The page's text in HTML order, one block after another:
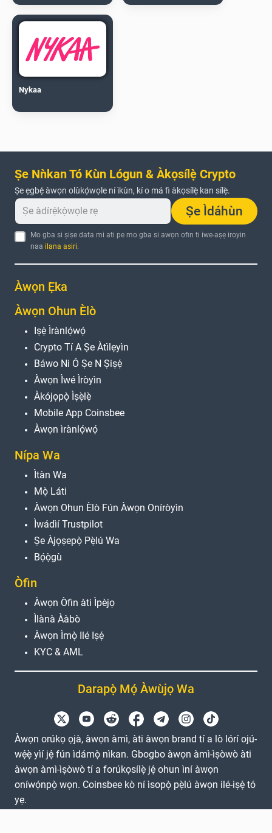
Nykaa
Ṣe Nǹkan Tó Kùn Lógun & Àkọsílẹ̀ Crypto
Ṣe ẹgbẹ́ àwọn olùkọ́wọle ní ìkùn, kí o má fi àkọsílẹ̀ kan sílẹ̀.
Ṣe Ìdáhùn
Mo gba si ṣiṣe data mi ati pe mo gba si awọn ofin ti iwe-aṣẹ iroyin
naa ilana asiri.
Àwọn Ẹ̀ka
Àwọn Ohun Èlò
Iṣẹ́ Ìrànlọ́wọ́
Crypto Tí A Ṣe Àtìlẹyìn
Báwo Ni Ó Ṣe N Ṣiṣẹ́
Àwọn Ìwé Ìròyìn
Àkójọpọ̀ Ìṣẹ̀lẹ̀
Mobile App Coinsbee
Àwọn ìrànlọ́wọ́
Nípa Wa
Ìtàn Wa
Mọ̀ Láti
Àwọn Ohun Èlò Fún Àwọn Oníròyìn
Ìwádìí Trustpilot
Ṣe Àjọṣepọ̀ Pẹ̀lú Wa
Bọ́ọ̀gù
Òfin
Àwọn Òfin àti Ìpèjọ
Ìlànà Ààbò
Àwọn Ìmọ̀ Ilé Iṣẹ́
KYC & AML
Darapọ̀ Mọ́ Àwùjọ Wa
Àwọn orúkọ ọjà, àwọn àmì, àti àwọn brand tí a lò lórí ojú-
wẹ́ẹ̀ yìí jẹ́ fún ìdámọ̀ nìkan. Gbogbo àwọn àmì-ìṣòwò àti
àwọn àmì-ìṣòwò tí a forúkọsílẹ̀ jẹ́ ohun ìní àwọn
oníwọ́npọ̀ wọn. Coinsbee kò ní ìsopọ̀ pẹ̀lú àwọn ilé-iṣẹ́ tó
yẹ.